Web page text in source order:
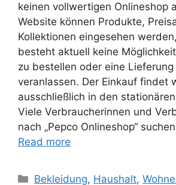
keinen vollwertigen Onlineshop
Website können Produkte,
Kollektionen eingesehen
besteht aktuell keine
zu bestellen oder eine Lieferung
veranlassen. Der Einkauf findet
ausschließlich in den
Viele Verbraucherinnen und
nach „Pepco Onlineshop“
Read more
Categories
Bekleidung, Haushalt,